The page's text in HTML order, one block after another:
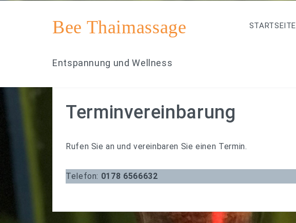
Bee Thaimassage
Entspannung und Wellness
STARTSEITE
Terminvereinbarung
Rufen Sie an und vereinbaren Sie einen Termin.
Telefon: 0178 6566632